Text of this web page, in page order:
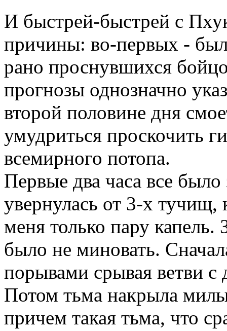
И быстрей-быстрей с
причины: во-первых -
рано проснувшихся
прогнозы однозначно
второй половине дня
умудриться проскочить
всемирного потопа.
Первые два часа все было
увернулась от 3-х тучищ,
меня только пару
было не миновать.
порывами срывая ветви с
Потом тьма накрыла
причем такая тьма, что